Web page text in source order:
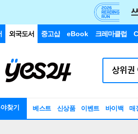
외국도서 중고샵 eBook 크레마클럽
찾기 베스트 신상품 이벤트 바이백 매